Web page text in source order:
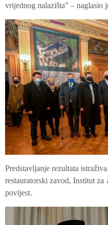
vrijednog nalazišta” – naglasio
Predstavljanje rezultata
restauratorski zavod, Institut
povijest.